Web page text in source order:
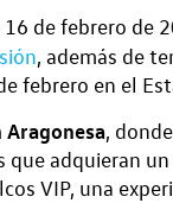
de febrero de
, además de
febrero en el
,
adquieran
VIP, una